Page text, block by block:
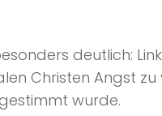
deutlich:
Christen Angst
wurde.